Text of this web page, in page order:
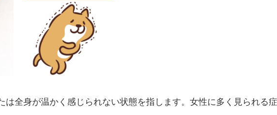
全身が温かく感じられない状態を指します。女性に多く見られる